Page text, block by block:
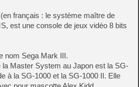
français : le système maître de
est une console de jeux vidéo 8 bits
nom Sega Mark III.
la Master System au Japon est la SG-
à la SG-1000 et la SG-1000 II. Elle